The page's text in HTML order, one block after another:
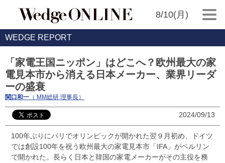
8/10(月)
WEDGE REPORT
「家電王国ニッポン」はどこへ？欧州最大の家
電見本市から消える日本メーカー、業界リーダ
ーの盛衰
関口和一 （ MM総研 理事長）
2024/09/13
100年ぶりにパリでオリンピックが開かれた翌９月初め、ドイツ
では創設100年を祝う欧州最大の家電見本市「IFA」がベルリン
で開かれた。長らく日本と韓国の家電メーカーがその主役を務